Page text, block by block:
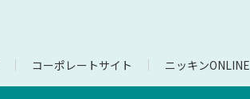
コーポレートサイト ニッキンONLINE